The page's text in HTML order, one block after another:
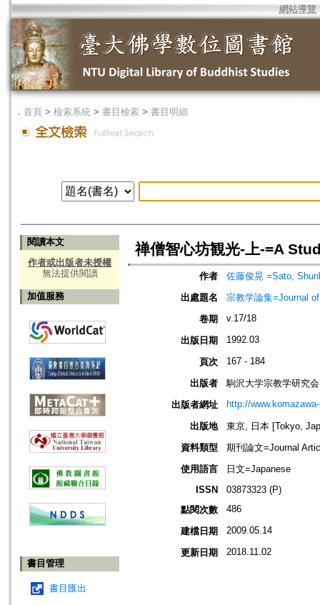
網站導覽
． 首頁 > 檢索系統 > 書目檢索 > 書目明細
閱讀本文
作者或出版者未授權
無法提供閱讀
加值服務
書目管理
書目匯出
禅僧智心坊観光-上-=A
作者
佐藤俊晃 =Sato,
出處題名
宗教学論集=Journal
卷期
v.17/18
出版日期 1992.03
頁次 167 - 184
出版者
駒沢大学宗教学研究会
出版者網址
http://
出版地
東京, 日本 [Tokyo,
資料類型
期刊論文=Journal
使用語言
日文=Japanese
ISSN
03873323 (P)
點閱次數
486
建檔日期 2009.05.14
更新日期 2018.11.02